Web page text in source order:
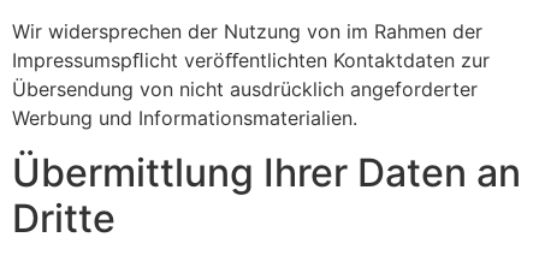
Wir widersprechen der Nutzung von im Rahmen der
Impressumspﬂicht veröﬀentlichten Kontaktdaten zur
Übersendung von nicht ausdrücklich angeforderter
Werbung und Informationsmaterialien.
Übermittlung Ihrer Daten an
Dritte